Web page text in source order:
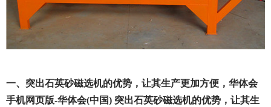
一、突出石英砂磁选机的优势，让其生产更加方便，华体会
手机网页版-华体会(中国) 突出石英砂磁选机的优势，让其生